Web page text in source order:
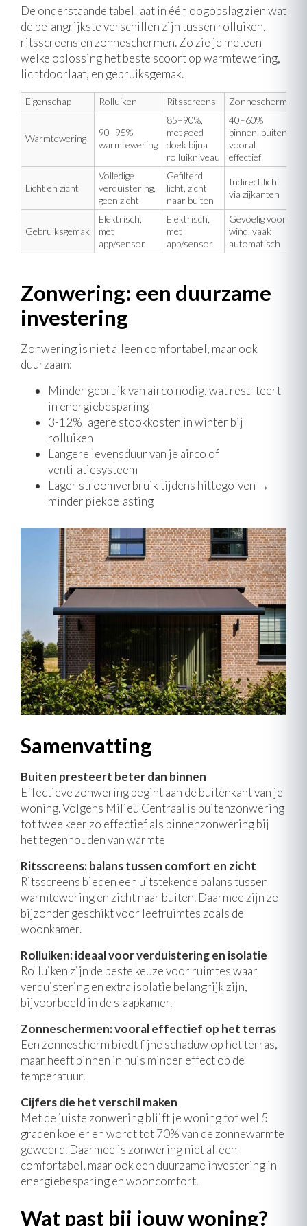
De onderstaande tabel laat in één oogopslag zien wat
de belangrijkste verschillen zijn tussen rolluiken,
ritsscreens en zonneschermen. Zo zie je meteen
welke oplossing het beste scoort op warmtewering,
lichtdoorlaat, en gebruiksgemak.
Eigenschap Rolluiken Ritsscreens Zonnescherm
Warmtewering
90–95%
warmtewering
85–90%,
met goed
doek bijna
rolluikniveau
40–60%
binnen, buiten
vooral
effectief
Licht en zicht
Volledige
verduistering,
geen zicht
Gefilterd
licht, zicht
naar buiten
Indirect licht
via zijkanten
Gebruiksgemak
Elektrisch,
met
app/sensor
Elektrisch,
met
app/sensor
Gevoelig voor
wind, vaak
automatisch
Zonwering: een duurzame
investering
Zonwering is niet alleen comfortabel, maar ook
duurzaam:
Minder gebruik van airco nodig, wat resulteert
in energiebesparing
3-12% lagere stookkosten in winter bij
rolluiken
Langere levensduur van je airco of
ventilatiesysteem
Lager stroomverbruik tijdens hittegolven →
minder piekbelasting
Samenvatting
Buiten presteert beter dan binnen
Effectieve zonwering begint aan de buitenkant van je
woning. Volgens Milieu Centraal is buitenzonwering
tot twee keer zo effectief als binnenzonwering bij
het tegenhouden van warmte
Ritsscreens: balans tussen comfort en zicht
Ritsscreens bieden een uitstekende balans tussen
warmtewering en zicht naar buiten. Daarmee zijn ze
bijzonder geschikt voor leefruimtes zoals de
woonkamer.
Rolluiken: ideaal voor verduistering en isolatie
Rolluiken zijn de beste keuze voor ruimtes waar
verduistering en extra isolatie belangrijk zijn,
bijvoorbeeld in de slaapkamer.
Zonneschermen: vooral effectief op het terras
Een zonnescherm biedt fijne schaduw op het terras,
maar heeft binnen in huis minder effect op de
temperatuur.
Cijfers die het verschil maken
Met de juiste zonwering blijft je woning tot wel 5
graden koeler en wordt tot 70% van de zonnewarmte
geweerd. Daarmee is zonwering niet alleen
comfortabel, maar ook een duurzame investering in
energiebesparing en wooncomfort.
Wat past bij jouw woning?